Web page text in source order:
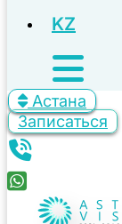
KZ
Астана
Записаться